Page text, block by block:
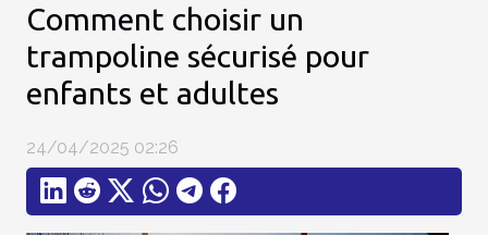
Comment choisir un
trampoline sécurisé pour
enfants et adultes
24/04/2025 02:26